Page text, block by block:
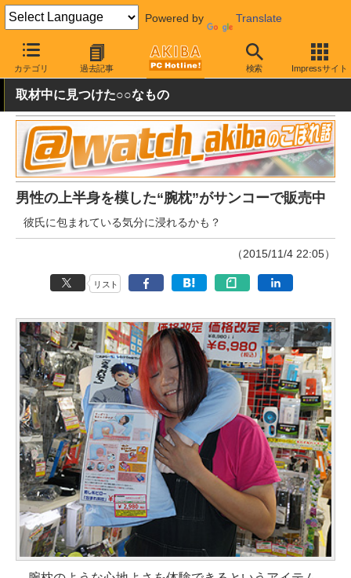
Powered by Translate
カテゴリ 過去記事 検索 Impressサイト
AKIBA PC Hotline! おもしろグッズ・キャラもの おもしろグッズ
取材中に見つけた○○なもの
男性の上半身を模した“腕枕”がサンコーで販売中
彼氏に包まれている気分に浸れるかも？
（2015/11/4 22:05）
リスト